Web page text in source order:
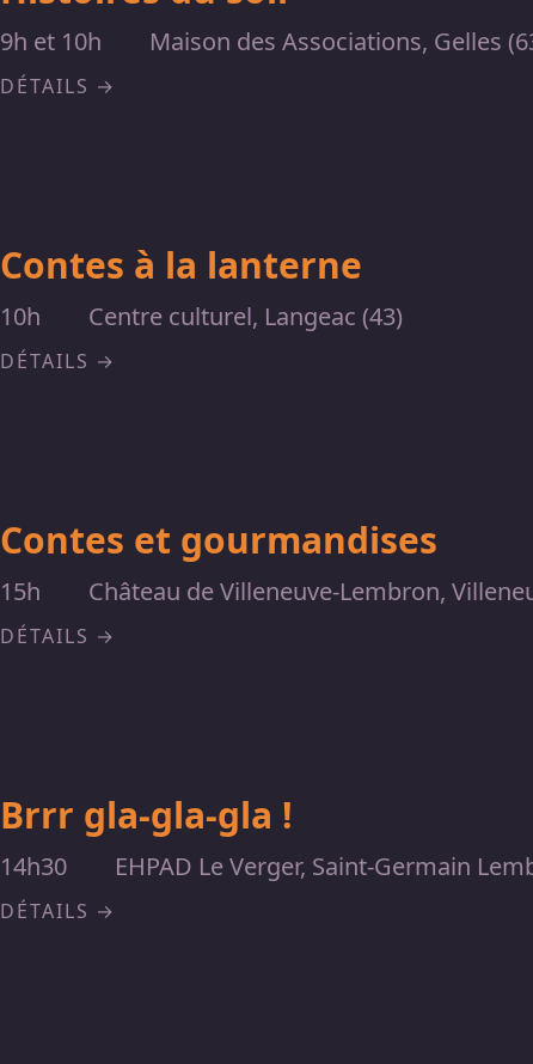
9h et 10h Maison des Associations, Gelles
DÉTAILS
Contes à la lanterne
10h Centre culturel, Langeac (43)
DÉTAILS
Contes et gourmandises
15h Château de Villeneuve-Lembron,
DÉTAILS
Brrr gla-gla-gla !
14h30 EHPAD Le Verger, Saint-Germain
DÉTAILS